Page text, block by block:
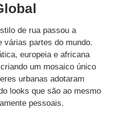
de rua passou a
várias partes do mundo.
europeia e africana
um mosaico único
urbanas adotaram
looks que são ao mesmo
pessoais.